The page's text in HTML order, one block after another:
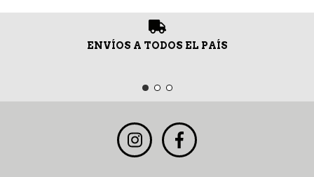
ENVÍOS A TODOS EL PAÍS